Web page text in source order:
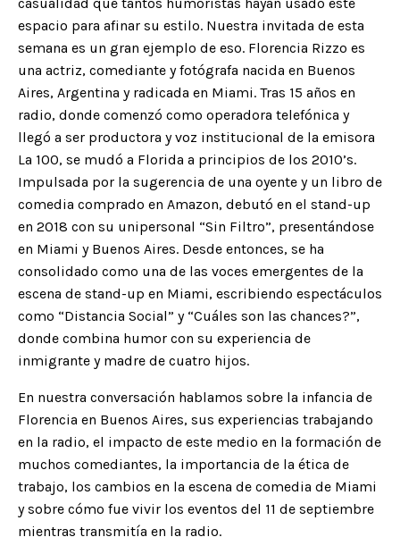
espacio para afinar su estilo. Nuestra invitada de esta
semana es un gran ejemplo de eso. Florencia Rizzo es
una actriz, comediante y fotógrafa nacida en Buenos
Aires, Argentina y radicada en Miami. Tras 15 años en
radio, donde comenzó como operadora telefónica y
llegó a ser productora y voz institucional de la emisora
La 100, se mudó a Florida a principios de los 2010’s.
Impulsada por la sugerencia de una oyente y un libro de
comedia comprado en Amazon, debutó en el stand-up
en 2018 con su unipersonal “Sin Filtro”, presentándose
en Miami y Buenos Aires. Desde entonces, se ha
consolidado como una de las voces emergentes de la
escena de stand-up en Miami, escribiendo espectáculos
como “Distancia Social” y “Cuáles son las chances?”,
donde combina humor con su experiencia de
inmigrante y madre de cuatro hijos.
En nuestra conversación hablamos sobre la infancia de
Florencia en Buenos Aires, sus experiencias trabajando
en la radio, el impacto de este medio en la formación de
muchos comediantes, la importancia de la ética de
trabajo, los cambios en la escena de comedia de Miami
y sobre cómo fue vivir los eventos del 11 de septiembre
mientras transmitía en la radio.